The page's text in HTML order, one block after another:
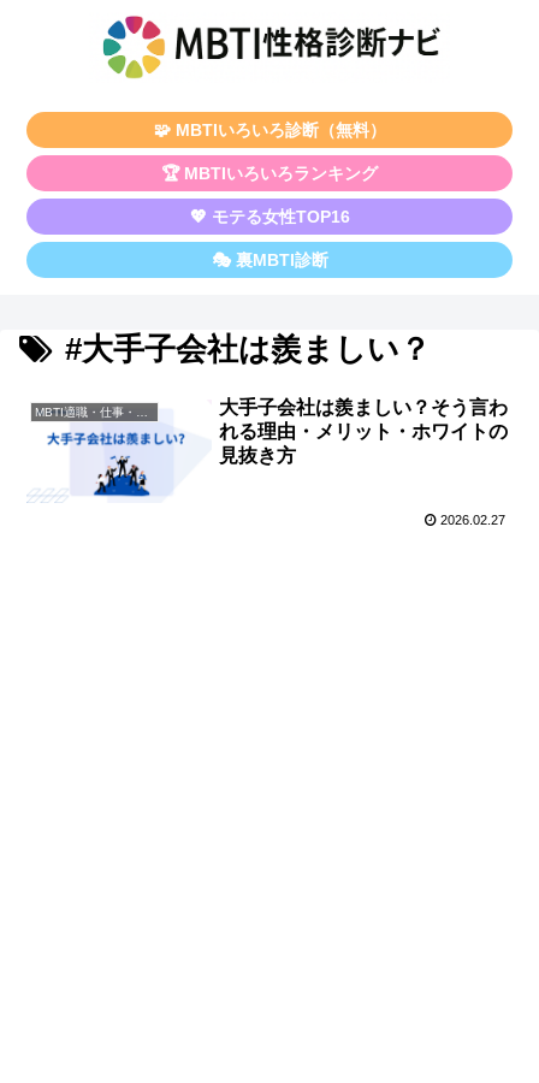
🧩 MBTIいろいろ診断（無料）
🏆 MBTIいろいろランキング
💖 モテる女性TOP16
🎭 裏MBTI診断
#大手子会社は羨ましい？
MBTI適職・仕事・資格
大手子会社は羨ましい？そう言わ
れる理由・メリット・ホワイトの
見抜き方
2026.02.27